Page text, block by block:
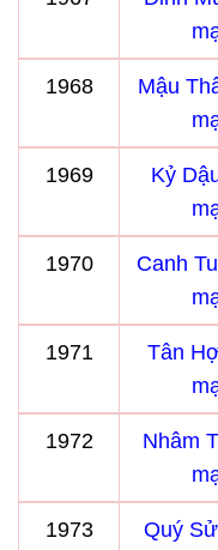
1968
Mậu
1969
Kỷ
1970
Canh
1971
Tân
1972
Nhâm
1973 Quý